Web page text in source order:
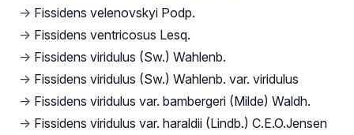
→ Fissidens velenovskyi Podp.
→ Fissidens ventricosus Lesq.
→ Fissidens viridulus (Sw.) Wahlenb.
→ Fissidens viridulus (Sw.) Wahlenb. var. viridulus
→ Fissidens viridulus var. bambergeri (Milde) Waldh.
→ Fissidens viridulus var. haraldii (Lindb.) C.E.O.Jensen